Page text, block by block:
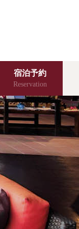
宿泊予約
Reservation